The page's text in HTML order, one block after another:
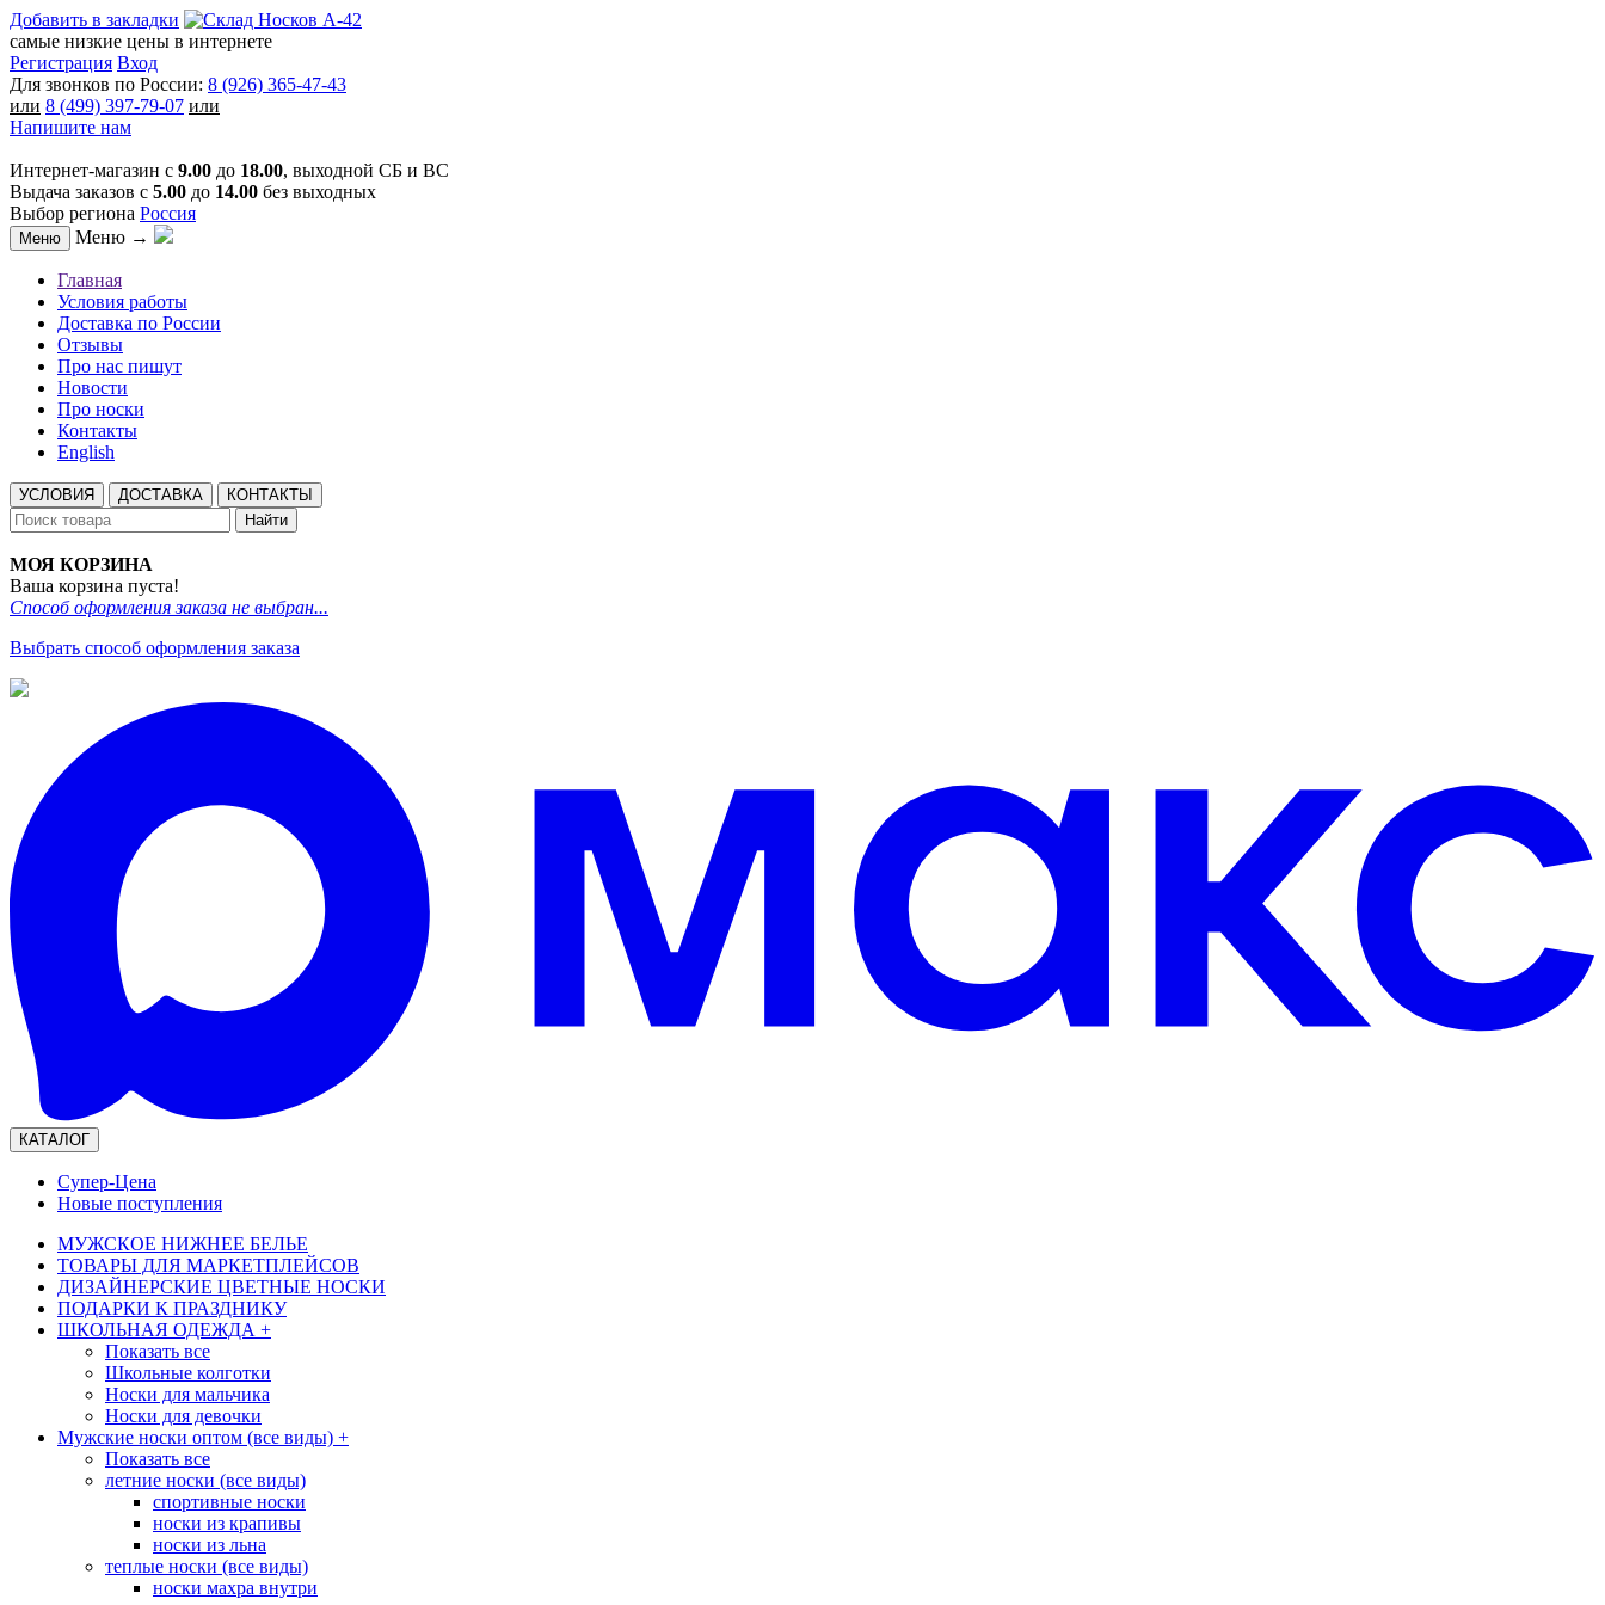
Добавить в закладки
самые низкие цены в интернете
Регистрация Вход
Для звонков по России: 8 (926) 365-47-43
или 8 (499) 397-79-07 или
Напишите нам
Интернет-магазин с 9.00 до 18.00, выходной СБ и ВС
Выдача заказов с 5.00 до 14.00 без выходных
Выбор региона Россия
Меню Меню →
Главная
Условия работы
Доставка по России
Отзывы
Про нас пишут
Новости
Про носки
Контакты
English
УСЛОВИЯ ДОСТАВКА
КОНТАКТЫ
Найти
МОЯ КОРЗИНА
Ваша корзина пуста!
Способ оформления заказа не выбран...
Выбрать способ оформления заказа
КАТАЛОГ
Супер-Цена
Новые поступления
МУЖСКОЕ НИЖНЕЕ БЕЛЬЕ
ТОВАРЫ ДЛЯ МАРКЕТПЛЕЙСОВ
ДИЗАЙНЕРСКИЕ ЦВЕТНЫЕ НОСКИ
ПОДАРКИ К ПРАЗДНИКУ
ШКОЛЬНАЯ ОДЕЖДА +
Показать все
Школьные колготки
Носки для мальчика
Носки для девочки
Мужские носки оптом (все виды) +
Показать все
летние носки (все виды)
спортивные носки
носки из крапивы
носки из льна
теплые носки (все виды)
носки махра внутри